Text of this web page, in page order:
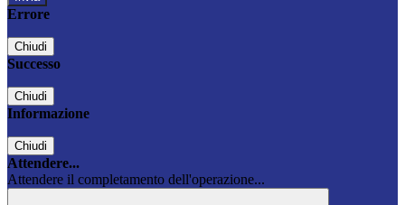
Errore
Chiudi
Successo
Chiudi
Informazione
Chiudi
Attendere...
Attendere il completamento dell'operazione...